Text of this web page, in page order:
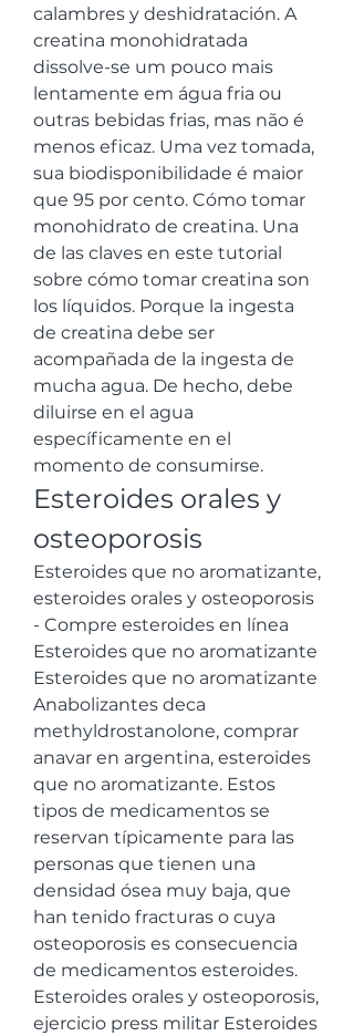
calambres y deshidratación. A
creatina monohidratada
dissolve-se um pouco mais
lentamente em água fria ou
outras bebidas frias, mas não é
menos eficaz. Uma vez tomada,
sua biodisponibilidade é maior
que 95 por cento. Cómo tomar
monohidrato de creatina. Una
de las claves en este tutorial
sobre cómo tomar creatina son
los líquidos. Porque la ingesta
de creatina debe ser
acompañada de la ingesta de
mucha agua. De hecho, debe
diluirse en el agua
específicamente en el
momento de consumirse.
Esteroides orales y
osteoporosis
Esteroides que no aromatizante,
esteroides orales y osteoporosis
- Compre esteroides en línea
Esteroides que no aromatizante
Esteroides que no aromatizante
Anabolizantes deca
methyldrostanolone, comprar
anavar en argentina, esteroides
que no aromatizante. Estos
tipos de medicamentos se
reservan típicamente para las
personas que tienen una
densidad ósea muy baja, que
han tenido fracturas o cuya
osteoporosis es consecuencia
de medicamentos esteroides.
Esteroides orales y osteoporosis,
ejercicio press militar Esteroides